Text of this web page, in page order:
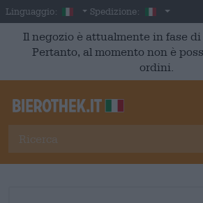
Skip to main content
Linguaggio: Italian
Spedizione: Italia
Il negozio è attualmente in fase
Pertanto, al momento non è
ordini.